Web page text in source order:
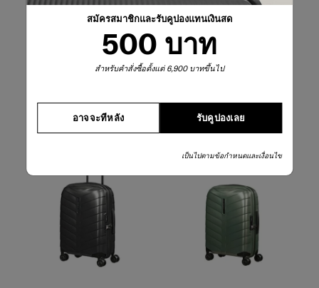
สมัครสมาชิกและรับคูปองแทนเงินสด
500 บาท
สำหรับคำสั่งซื้อตั้งแต่ 6,900 บาทขึ้นไป
รับคูปองเลย
อาจจะทีหลัง
เป็นไปตามข้อกำหนดและเงื่อนไข